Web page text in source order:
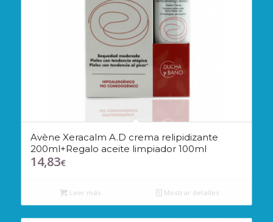
Avène Xeracalm A.D crema relipidizante
200ml+Regalo aceite limpiador 100ml
14,83€
Leer más Mostrar detalles